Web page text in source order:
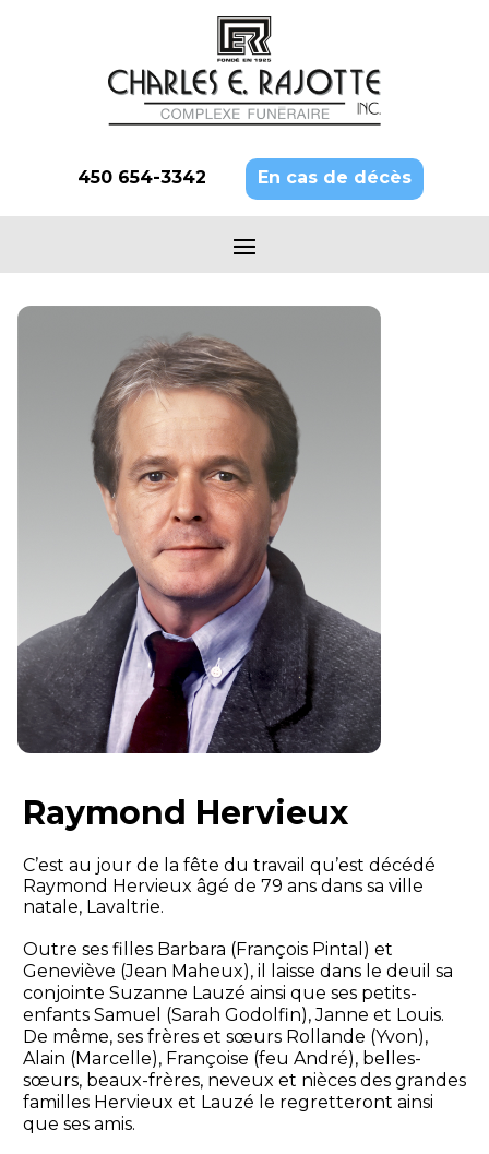
450 654-3342 En cas de décès
Raymond Hervieux
C’est au jour de la fête du travail qu’est décédé
Raymond Hervieux âgé de 79 ans dans sa ville
natale, Lavaltrie.
Outre ses filles Barbara (François Pintal) et
Geneviève (Jean Maheux), il laisse dans le deuil sa
conjointe Suzanne Lauzé ainsi que ses petits-
enfants Samuel (Sarah Godolfin), Janne et Louis.
De même, ses frères et sœurs Rollande (Yvon),
Alain (Marcelle), Françoise (feu André), belles-
sœurs, beaux-frères, neveux et nièces des grandes
familles Hervieux et Lauzé le regretteront ainsi
que ses amis.